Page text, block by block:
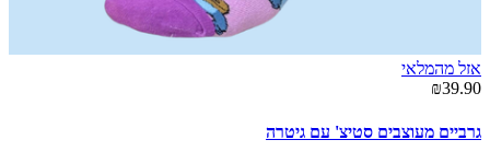
אזל מהמלאי
₪39.90
גרביים מעוצבים סטיצ' עם גיטרה